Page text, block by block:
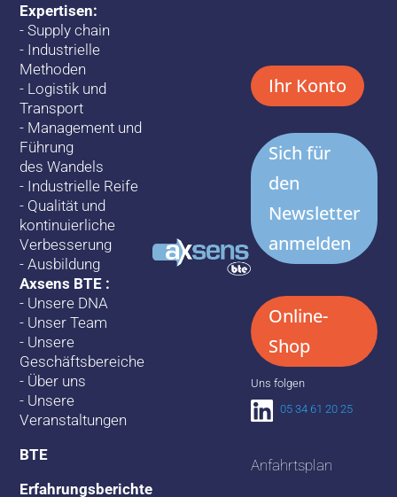
Expertisen:
-Supply chain
- Industrielle
Methoden
- Logistik und
Transport
- Management und
Führung
des Wandels
- Industrielle Reife
- Qualität und
kontinuierliche
Verbesserung
-Ausbildung
Axsens BTE :
- Unsere DNA
- Unser Team
- Unsere
Geschäftsbereiche
- Über uns
- Unsere
Veranstaltungen
BTE
Erfahrungsberichte
Ihr Konto
Sich für
den
Newsletter
anmelden
Online-
Shop
Uns folgen
05 34 61 20 25
Anfahrtsplan